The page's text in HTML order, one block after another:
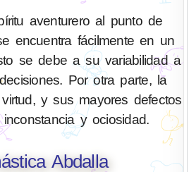
aventurero al punto de
encuentra fácilmente en un
se debe a su variabilidad a
Por otra parte, la
y sus mayores defectos
y ociosidad.
Abdalla